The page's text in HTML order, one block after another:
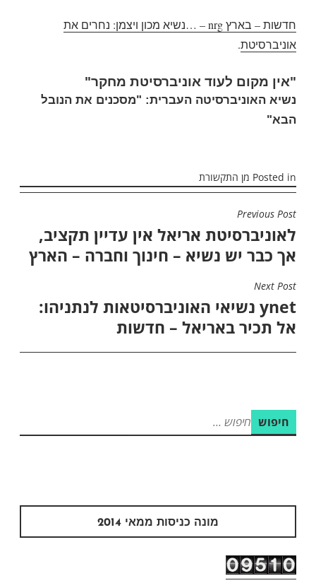
חדשות – בארץ nrg – …נשיא מכון ויצמן: נחרים את
אוניברסיטת.
"אין מקום לעוד אוניברסיטת מחקר"
נשיא האוניברסיטה העברית: "מסכנים את הנובל
הבא"
Posted in מן התקשורת
ניווט
Previous Post
לאוניברסיטת אריאל אין עדיין תקציב,
אך כבר יש נשיא – חינוך וחברה – הארץ
Next Post
ynet נשיאי האוניברסיטאות לנתניהו:
אל תכיר באריאל – חדשות
חיפוש:
מונה כניסות ממאי 2014